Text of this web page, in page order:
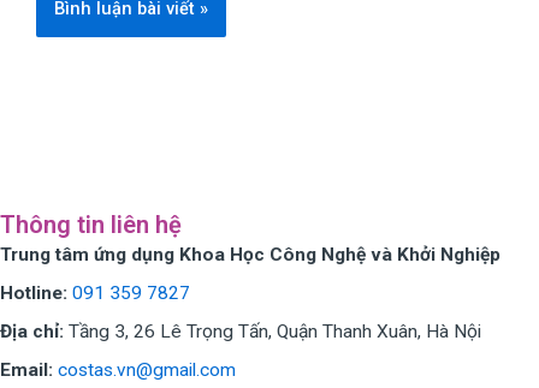
Thông tin liên hệ
Trung tâm ứng dụng Khoa Học Công Nghệ và Khởi Nghiệp
Hotline: 091 359 7827
Địa chỉ: Tầng 3, 26 Lê Trọng Tấn, Quận Thanh Xuân, Hà Nội
Email: costas.vn@gmail.com